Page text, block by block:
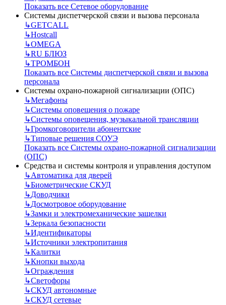
Показать все Сетевое оборудование
Системы диспетчерской связи и вызова персонала
↳GETCALL
↳Hostcall
↳OMEGA
↳RU БЛЮЗ
↳ТРОМБОН
Показать все Системы диспетчерской связи и вызова
персонала
Системы охрано-пожарной сигнализации (ОПС)
↳Мегафоны
↳Системы оповещения о пожаре
↳Системы оповещения, музыкальной трансляции
↳Громкоговорители абонентские
↳Типовые решения СОУЭ
Показать все Системы охрано-пожарной сигнализации
(ОПС)
Средства и системы контроля и управления доступом
↳Автоматика для дверей
↳Биометрические СКУД
↳Доводчики
↳Досмотровое оборудование
↳Замки и электромеханические защелки
↳Зеркала безопасности
↳Идентификаторы
↳Источники электропитания
↳Калитки
↳Кнопки выхода
↳Ограждения
↳Светофоры
↳СКУД автономные
↳СКУД сетевые